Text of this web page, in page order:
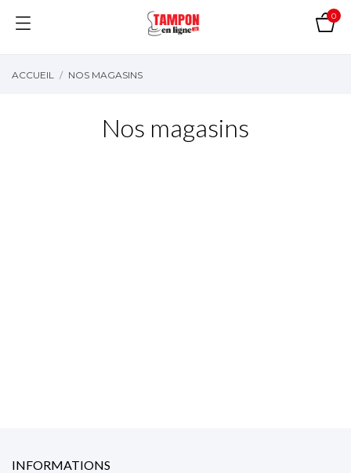
0
ACCUEIL NOS MAGASINS
Nos magasins
INFORMATIONS